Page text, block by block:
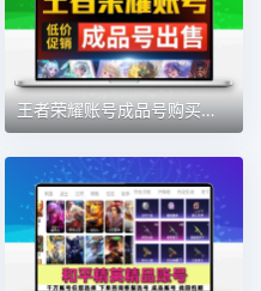
王者荣耀账号成品号购买成品号凤求凰至尊宝全息碎影低价V10账号